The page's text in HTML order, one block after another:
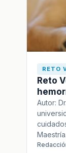
RETO
Reto
Autor: